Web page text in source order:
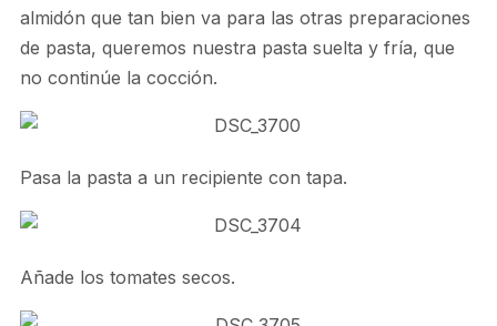
almidón que tan bien va para las otras preparaciones
de pasta, queremos nuestra pasta suelta y fría, que
no continúe la cocción.
Pasa la pasta a un recipiente con tapa.
Añade los tomates secos.